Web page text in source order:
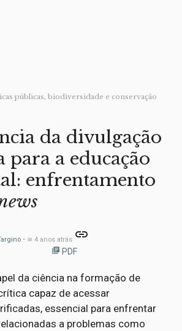
públicas, biodiversidade e conservação
da divulgação
para a educação
enfrentamento
• ≅ 4 anos atrás link
library_books PDF
da ciência na formação de
capaz de acessar
essencial para enfrentar
a problemas como